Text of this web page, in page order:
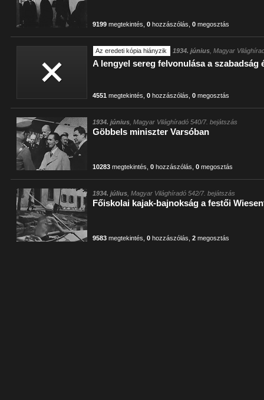
9199 megtekintés ,0 hozzászólás ,0 megosztás
Az eredeti kópia hiányzik 1934. június , Magyar
A lengyel sereg felvonulása a szabadság
4551 megtekintés ,0 hozzászólás ,0 megosztás
1934. június , Magyar Világhíradó 540/7. bejátszás
Göbbels miniszter Varsóban
10283 megtekintés ,0 hozzászólás ,0 megosztás
1934. július , Magyar Világhíradó 542/7. bejátszás
Főiskolai kajak-bajnokság a festői
9583 megtekintés ,0 hozzászólás ,2 megosztás